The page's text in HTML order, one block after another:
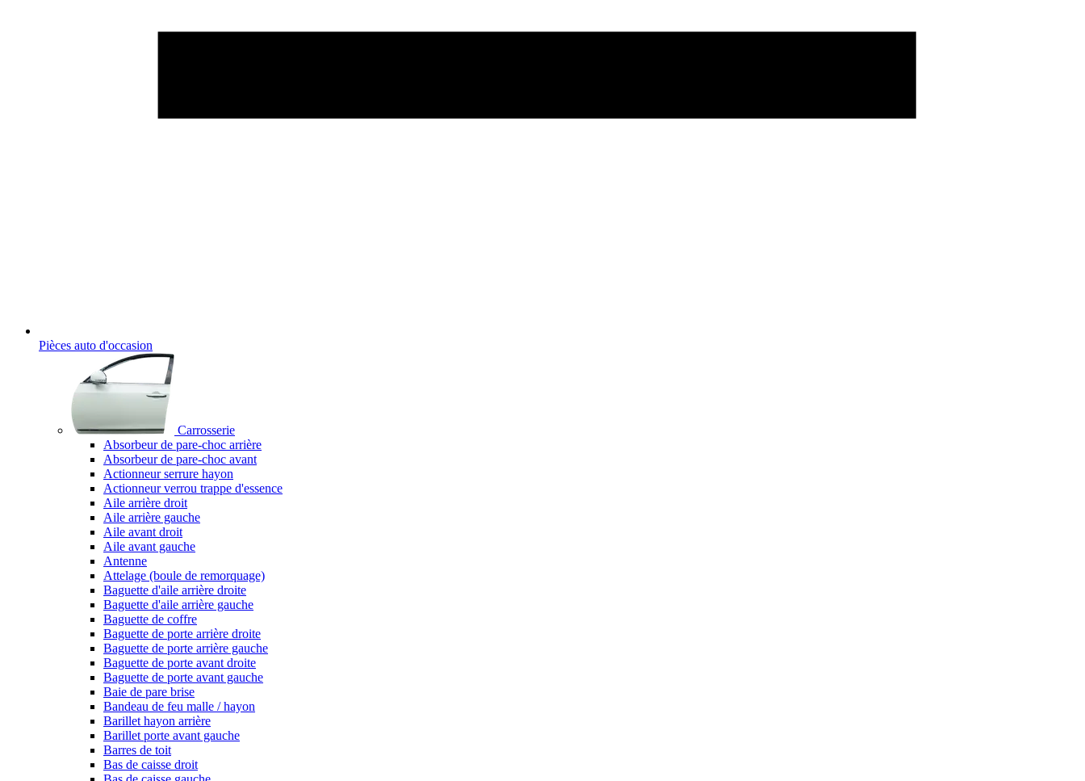
Pièces auto d'occasion
Carrosserie
Absorbeur de pare-choc arrière
Absorbeur de pare-choc avant
Actionneur serrure hayon
Actionneur verrou trappe d'essence
Aile arrière droit
Aile arrière gauche
Aile avant droit
Aile avant gauche
Antenne
Attelage (boule de remorquage)
Baguette d'aile arrière droite
Baguette d'aile arrière gauche
Baguette de coffre
Baguette de porte arrière droite
Baguette de porte arrière gauche
Baguette de porte avant droite
Baguette de porte avant gauche
Baie de pare brise
Bandeau de feu malle / hayon
Barillet hayon arrière
Barillet porte avant gauche
Barres de toit
Bas de caisse droit